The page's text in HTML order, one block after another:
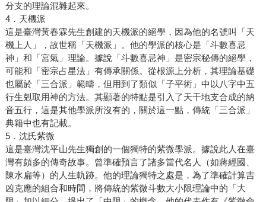
分支的理論混雜起來。
4．天機派
這是臺灣黃春霖先生創建的天機派的絕學，因為他的名號叫「天
機上人」，故世稱「天機派」。他的學派的核心是「斗數喜忌
神」和「宮氣」理論。據說「斗數喜忌神」是密宗秘傳的絕學，
可能和「密宗占星法」有傳承關係。從根源上分析，其理論基礎
也屬於「三合派」範疇，但用到了類似「子平術」中以八字中五
行生剋取用神的方法。其顯著的特點是引入了天干地支合成的納
音五行，這是其他學派所沒有的，關於這一點，傳統「三合派」
典籍中也有記載。
5．沈氏紫微
這是臺灣沈平山先生獨創的一個獨特的紫微學派。據說此人在臺
灣有頗多的傳奇故事。曾準確預言了諸多當代名人（如蔣經國、
陳水扁等）的人生軌跡。他的理論獨特之處是，為了準確計算吉
凶克應的組合和時間，將傳統的紫微斗數大小限理論中的「大